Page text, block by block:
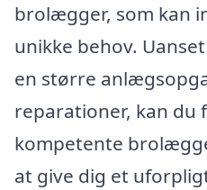
brolægger, som kan
unikke behov.
en større
reparationer, kan du
kompetente
at give dig et